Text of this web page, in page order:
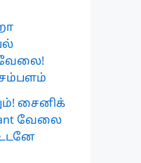
வேலை!
சம்பளம்
சைனிக்
வேலை